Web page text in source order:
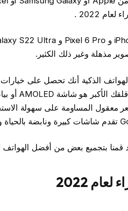
2022 .
الذكية أنك تحصل على
معقول المساومة على سهولة
بتجميع بعض من أفضل الهواتف
2022